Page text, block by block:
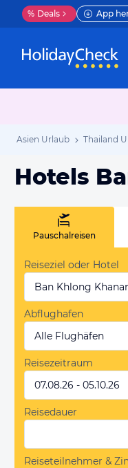
% Deals App
Asien Urlaub Thailand
Hotels
Pauschalreisen
Reiseziel oder Hotel
Ban Khlong
Abflughafen
Alle Flughäfen
Reisezeitraum
07.08.26 - 05.10.26
Reisedauer
Reiseteilnehmer &